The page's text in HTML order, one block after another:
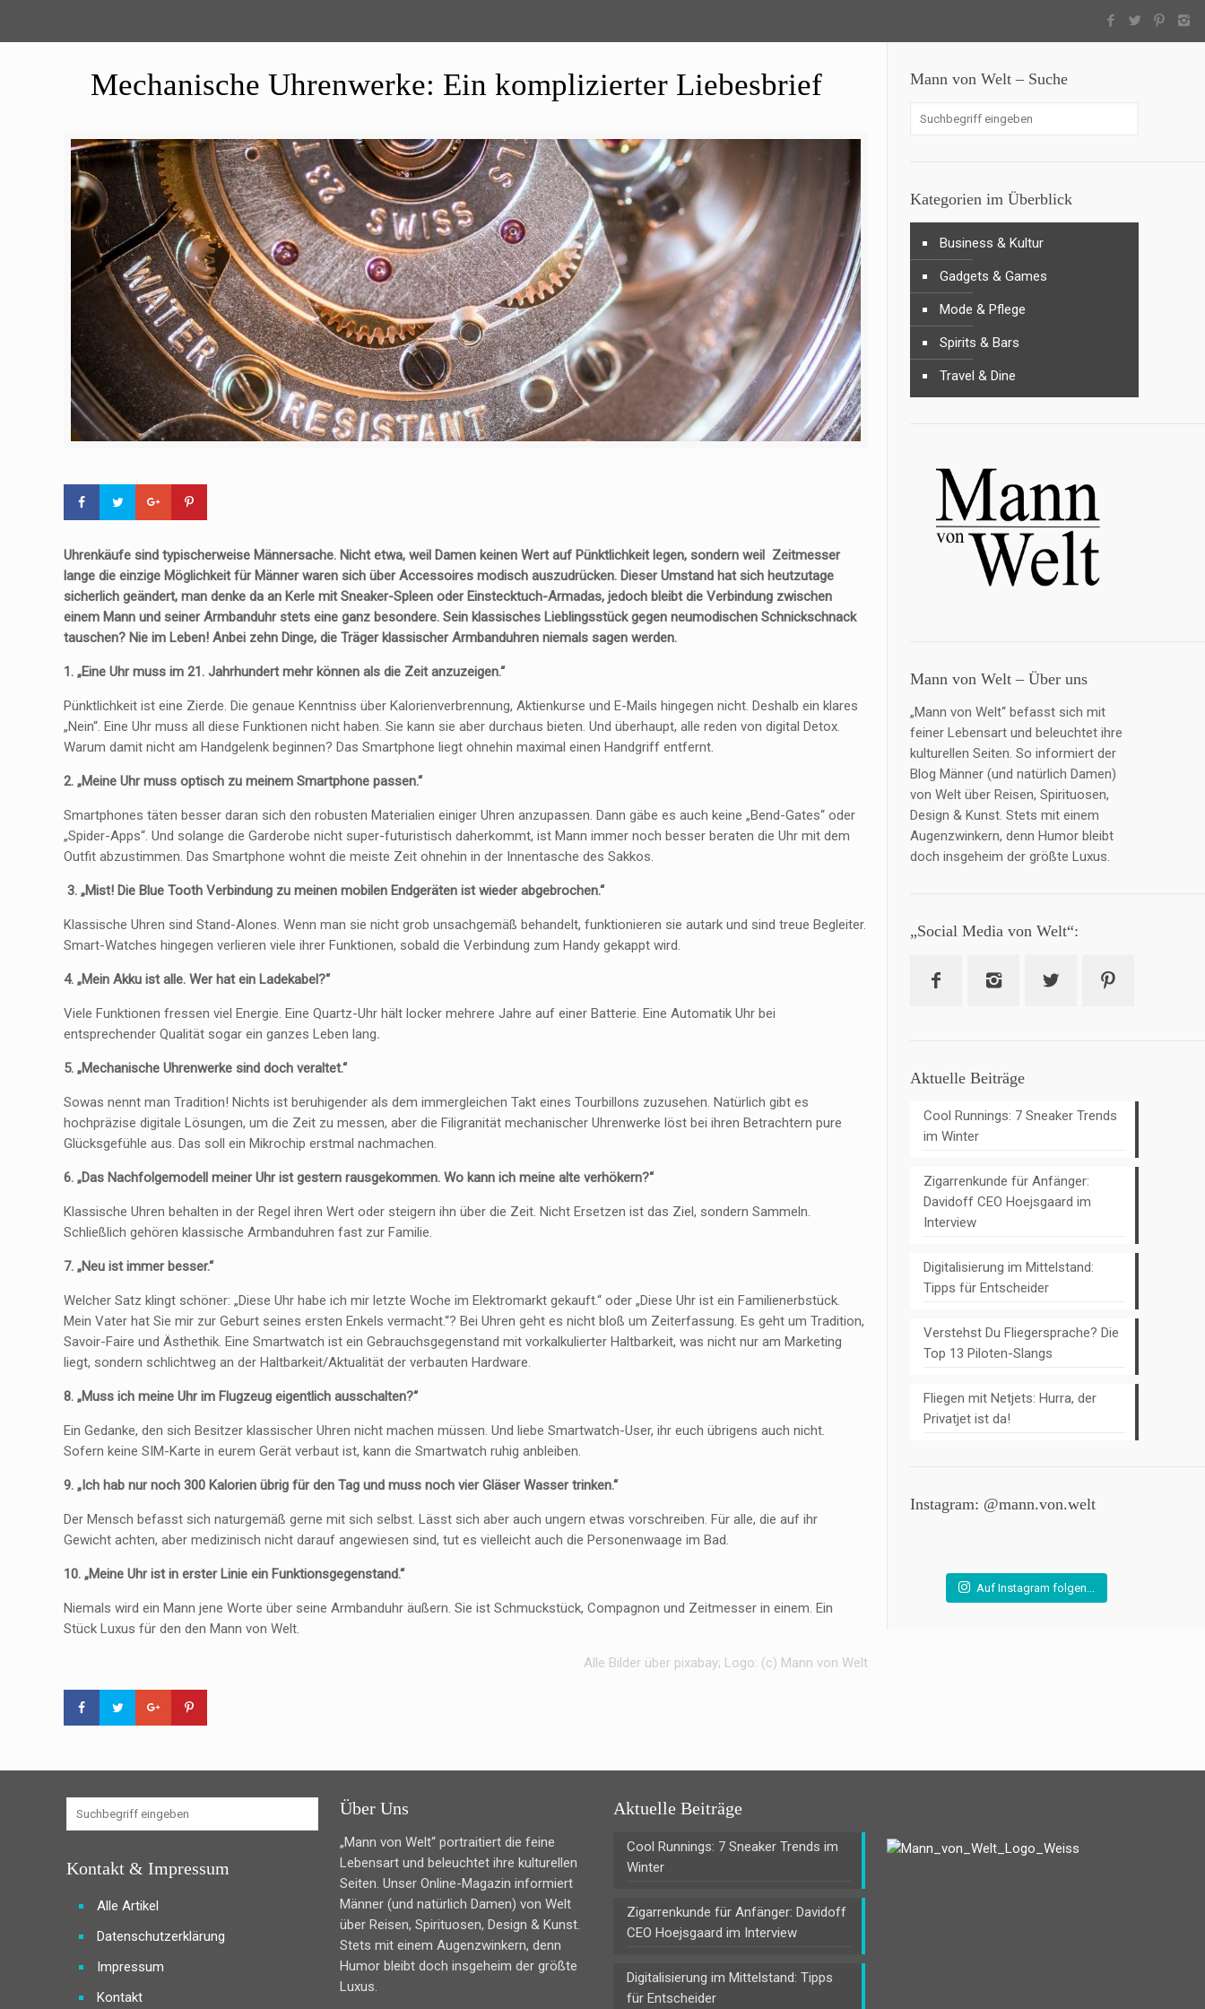
Mechanische Uhrenwerke: Ein komplizierter Liebesbrief
Uhrenkäufe sind typischerweise Männersache. Nicht etwa, weil Damen keinen Wert auf Pünktlichkeit legen, sondern weil Zeitmesser
lange die einzige Möglichkeit für Männer waren sich über Accessoires modisch auszudrücken. Dieser Umstand hat sich heutzutage
sicherlich geändert, man denke da an Kerle mit Sneaker-Spleen oder Einstecktuch-Armadas, jedoch bleibt die Verbindung zwischen
einem Mann und seiner Armbanduhr stets eine ganz besondere. Sein klassisches Lieblingsstück gegen neumodischen Schnickschnack
tauschen? Nie im Leben! Anbei zehn Dinge, die Träger klassischer Armbanduhren niemals sagen werden.
1. „Eine Uhr muss im 21. Jahrhundert mehr können als die Zeit anzuzeigen.“
Pünktlichkeit ist eine Zierde. Die genaue Kenntniss über Kalorienverbrennung, Aktienkurse und E-Mails hingegen nicht. Deshalb ein klares
„Nein“. Eine Uhr muss all diese Funktionen nicht haben. Sie kann sie aber durchaus bieten. Und überhaupt, alle reden von digital Detox.
Warum damit nicht am Handgelenk beginnen? Das Smartphone liegt ohnehin maximal einen Handgriff entfernt.
2. „Meine Uhr muss optisch zu meinem Smartphone passen.“
Smartphones täten besser daran sich den robusten Materialien einiger Uhren anzupassen. Dann gäbe es auch keine „Bend-Gates“ oder
„Spider-Apps“. Und solange die Garderobe nicht super-futuristisch daherkommt, ist Mann immer noch besser beraten die Uhr mit dem
Outfit abzustimmen. Das Smartphone wohnt die meiste Zeit ohnehin in der Innentasche des Sakkos.
3. „Mist! Die Blue Tooth Verbindung zu meinen mobilen Endgeräten ist wieder abgebrochen.“
Klassische Uhren sind Stand-Alones. Wenn man sie nicht grob unsachgemäß behandelt, funktionieren sie autark und sind treue Begleiter.
Smart-Watches hingegen verlieren viele ihrer Funktionen, sobald die Verbindung zum Handy gekappt wird.
4. „Mein Akku ist alle. Wer hat ein Ladekabel?“
Viele Funktionen fressen viel Energie. Eine Quartz-Uhr hält locker mehrere Jahre auf einer Batterie. Eine Automatik Uhr bei
entsprechender Qualität sogar ein ganzes Leben lang.
5. „Mechanische Uhrenwerke sind doch veraltet.“
Sowas nennt man Tradition! Nichts ist beruhigender als dem immergleichen Takt eines Tourbillons zuzusehen. Natürlich gibt es
hochpräzise digitale Lösungen, um die Zeit zu messen, aber die Filigranität mechanischer Uhrenwerke löst bei ihren Betrachtern pure
Glücksgefühle aus. Das soll ein Mikrochip erstmal nachmachen.
6. „Das Nachfolgemodell meiner Uhr ist gestern rausgekommen. Wo kann ich meine alte verhökern?“
Klassische Uhren behalten in der Regel ihren Wert oder steigern ihn über die Zeit. Nicht Ersetzen ist das Ziel, sondern Sammeln.
Schließlich gehören klassische Armbanduhren fast zur Familie.
7. „Neu ist immer besser.“
Welcher Satz klingt schöner: „Diese Uhr habe ich mir letzte Woche im Elektromarkt gekauft.“ oder „Diese Uhr ist ein Familienerbstück.
Mein Vater hat Sie mir zur Geburt seines ersten Enkels vermacht.“? Bei Uhren geht es nicht bloß um Zeiterfassung. Es geht um Tradition,
Savoir-Faire und Ästhethik. Eine Smartwatch ist ein Gebrauchsgegenstand mit vorkalkulierter Haltbarkeit, was nicht nur am Marketing
liegt, sondern schlichtweg an der Haltbarkeit/Aktualität der verbauten Hardware.
8. „Muss ich meine Uhr im Flugzeug eigentlich ausschalten?“
Ein Gedanke, den sich Besitzer klassischer Uhren nicht machen müssen. Und liebe Smartwatch-User, ihr euch übrigens auch nicht.
Sofern keine SIM-Karte in eurem Gerät verbaut ist, kann die Smartwatch ruhig anbleiben.
9. „Ich hab nur noch 300 Kalorien übrig für den Tag und muss noch vier Gläser Wasser trinken.“
Der Mensch befasst sich naturgemäß gerne mit sich selbst. Lässt sich aber auch ungern etwas vorschreiben. Für alle, die auf ihr
Gewicht achten, aber medizinisch nicht darauf angewiesen sind, tut es vielleicht auch die Personenwaage im Bad.
10. „Meine Uhr ist in erster Linie ein Funktionsgegenstand.“
Niemals wird ein Mann jene Worte über seine Armbanduhr äußern. Sie ist Schmuckstück, Compagnon und Zeitmesser in einem. Ein
Stück Luxus für den den Mann von Welt.
Alle Bilder über pixabay; Logo: (c) Mann von Welt
Mann von Welt – Suche
Kategorien im Überblick
Business & Kultur
Gadgets & Games
Mode & Pflege
Spirits & Bars
Travel & Dine
Mann von Welt – Über uns
„Mann von Welt“ befasst sich mit
feiner Lebensart und beleuchtet ihre
kulturellen Seiten. So informiert der
Blog Männer (und natürlich Damen)
von Welt über Reisen, Spirituosen,
Design & Kunst. Stets mit einem
Augenzwinkern, denn Humor bleibt
doch insgeheim der größte Luxus.
„Social Media von Welt“:
Aktuelle Beiträge
Cool Runnings: 7 Sneaker Trends
im Winter
Zigarrenkunde für Anfänger:
Davidoff CEO Hoejsgaard im
Interview
Digitalisierung im Mittelstand:
Tipps für Entscheider
Verstehst Du Fliegersprache? Die
Top 13 Piloten-Slangs
Fliegen mit Netjets: Hurra, der
Privatjet ist da!
Instagram: @mann.von.welt
Auf Instagram folgen...
Kontakt & Impressum
Alle Artikel
Datenschutzerklärung
Impressum
Kontakt
Über Uns
„Mann von Welt“ portraitiert die feine
Lebensart und beleuchtet ihre kulturellen
Seiten. Unser Online-Magazin informiert
Männer (und natürlich Damen) von Welt
über Reisen, Spirituosen, Design & Kunst.
Stets mit einem Augenzwinkern, denn
Humor bleibt doch insgeheim der größte
Luxus.
Aktuelle Beiträge
Cool Runnings: 7 Sneaker Trends im
Winter
Zigarrenkunde für Anfänger: Davidoff
CEO Hoejsgaard im Interview
Digitalisierung im Mittelstand: Tipps
für Entscheider